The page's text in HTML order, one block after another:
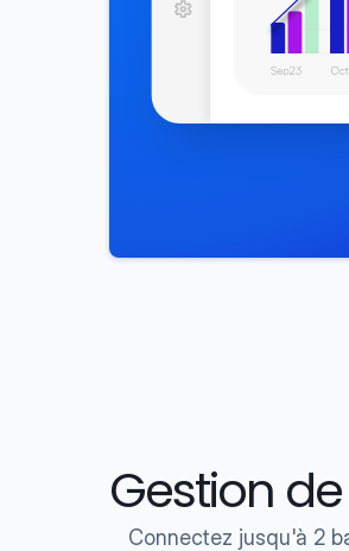
Gestion
Connectez jusqu'à 2